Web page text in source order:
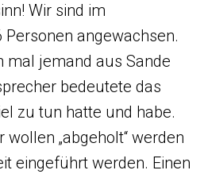
Wir sind im
angewachsen.
mal jemand aus Sande
bedeutete das
zu tun hatte und habe.
„abgeholt“ werden
eingeführt werden. Einen